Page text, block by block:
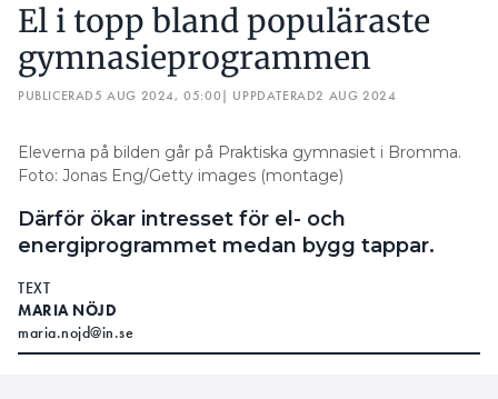
El i topp bland populäraste
gymnasieprogrammen
PUBLICERAD5 AUG 2024, 05:00| UPPDATERAD2 AUG 2024
Eleverna på bilden går på Praktiska gymnasiet i Bromma.
Foto: Jonas Eng/Getty images (montage)
Därför ökar intresset för el- och
energiprogrammet medan bygg tappar.
TEXT
MARIA NÖJD
maria.nojd@in.se